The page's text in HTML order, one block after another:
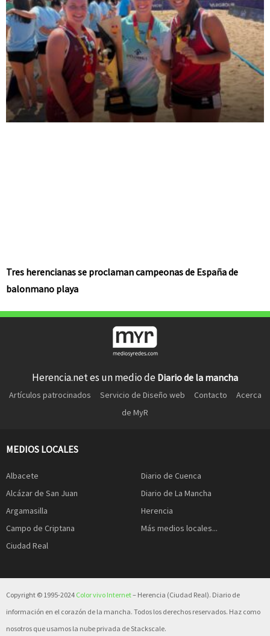
Tres herencianas se proclaman campeonas de España de
balonmano playa
Herencia.net es un medio de Diario de la mancha
Artículos patrocinados Servicio de Diseño web Contacto
Acerca
de MyR
MEDIOS LOCALES
Albacete
Alcázar de San Juan
Argamasilla
Campo de Criptana
Ciudad Real
Diario de Cuenca
Diario de La Mancha
Herencia
Más medios locales...
Copyright © 1995-2024 Color vivo Internet– Herencia (Ciudad Real). Diario de
información en el corazón de la mancha. Todos los derechos reservados. Haz como
nosotros que usamos la nube privada de Stackscale.